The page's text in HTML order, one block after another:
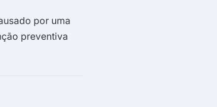
por uma
preventiva